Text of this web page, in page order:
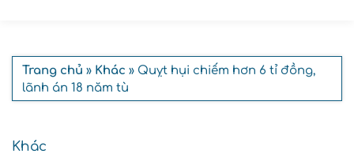
Trang chủ » Khác » Quỵt hụi chiếm hơn 6 tỉ đồng,
lãnh án 18 năm tù
Khác